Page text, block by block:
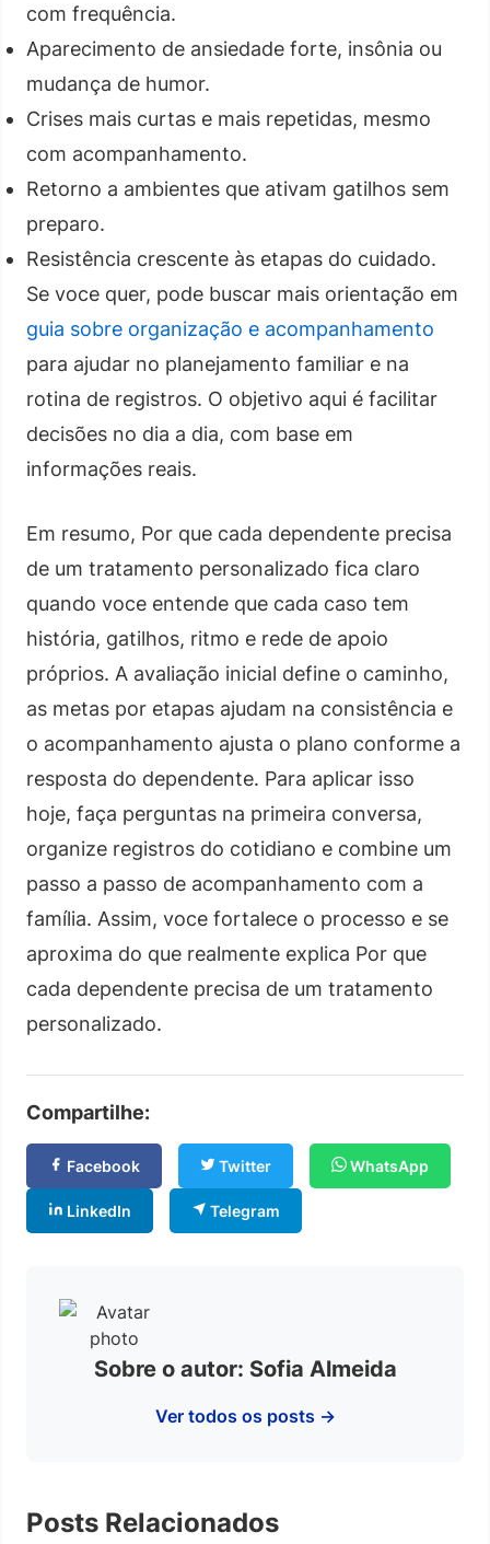
com frequência.
Aparecimento de ansiedade forte, insônia ou
mudança de humor.
Crises mais curtas e mais repetidas, mesmo
com acompanhamento.
Retorno a ambientes que ativam gatilhos sem
preparo.
Resistência crescente às etapas do cuidado.
Se voce quer, pode buscar mais orientação em
guia sobre organização e acompanhamento
para ajudar no planejamento familiar e na
rotina de registros. O objetivo aqui é facilitar
decisões no dia a dia, com base em
informações reais.
Em resumo, Por que cada dependente precisa
de um tratamento personalizado fica claro
quando voce entende que cada caso tem
história, gatilhos, ritmo e rede de apoio
próprios. A avaliação inicial define o caminho,
as metas por etapas ajudam na consistência e
o acompanhamento ajusta o plano conforme a
resposta do dependente. Para aplicar isso
hoje, faça perguntas na primeira conversa,
organize registros do cotidiano e combine um
passo a passo de acompanhamento com a
família. Assim, voce fortalece o processo e se
aproxima do que realmente explica Por que
cada dependente precisa de um tratamento
personalizado.
Compartilhe:
Facebook Twitter WhatsApp
LinkedIn Telegram
Sobre o autor: Sofia Almeida
Ver todos os posts →
Posts Relacionados